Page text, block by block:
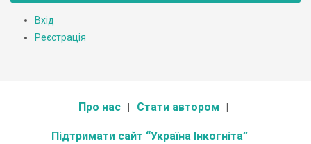
Вхід
Реєстрація
Про нас Стати автором
Підтримати сайт “Україна Інкогніта”